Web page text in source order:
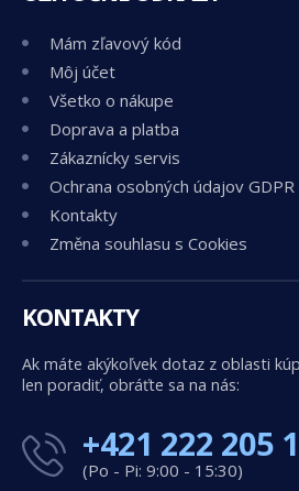
Mám zľavový kód
Môj účet
Všetko o nákupe
Doprava a platba
Zákaznícky servis
Ochrana osobných údajov GDPR
Kontakty
Změna souhlasu s Cookies
KONTAKTY
Ak máte akýkoľvek dotaz z oblasti
len poradiť, obráťte sa na nás:
+421 222 205
(Po - Pi: 9:00 - 15:30)